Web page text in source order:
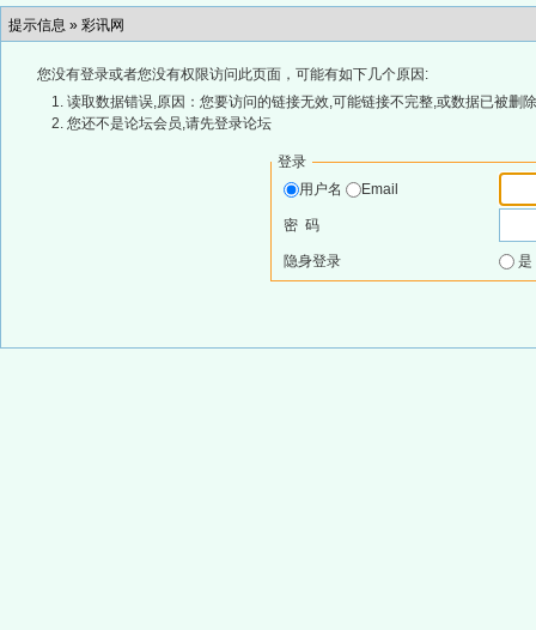
提示信息 » 彩讯网
您没有登录或者您没有权限访问此页面，可能有如下几个原因:
读取数据错误,原因：您要访问的链接无效,可能链接不完整,或数据已被删
您还不是论坛会员,请先登录论坛
登录
用户名
Email
密 码
隐身登录